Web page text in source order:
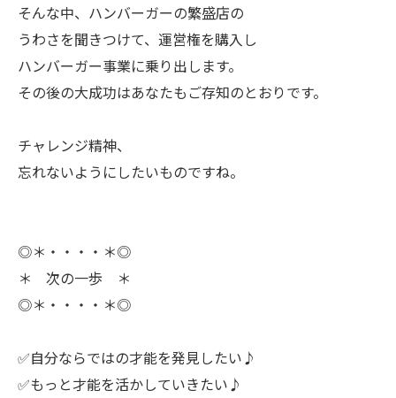
そんな中、ハンバーガーの繁盛店の
うわさを聞きつけて、運営権を購入し
ハンバーガー事業に乗り出します。
その後の大成功はあなたもご存知のとおりです。
ㅤチャレンジ精神、
忘れないようにしたいものですね。
◎＊・・・・＊◎
＊ 次の一歩 ＊
◎＊・・・・＊◎
✅自分ならではの才能を発見したい♪
✅もっと才能を活かしていきたい♪